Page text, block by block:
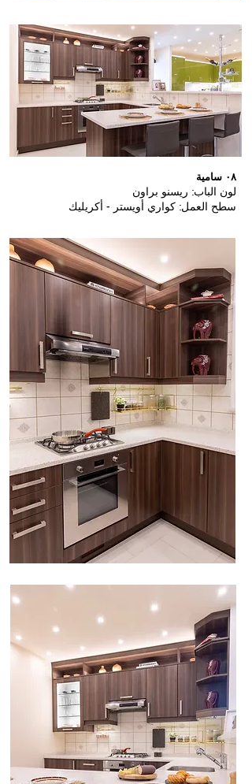
٠٨ سامية
لون الباب: ريسنو براون
سطح العمل: كواري أويستر - أكريليك